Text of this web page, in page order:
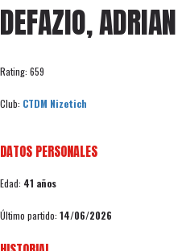
DEFAZIO, ADRIAN
Rating: 659
Club: CTDM Nizetich
DATOS PERSONALES
Edad: 41 años
Último partido: 14/06/2026